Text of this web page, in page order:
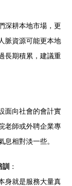
深耕本地市場，更
脈資源可能更本地
長期積累，建議重
面向社會的會計實
老師或外聘企業專
相對淡一些。
：
身就是服務大量真